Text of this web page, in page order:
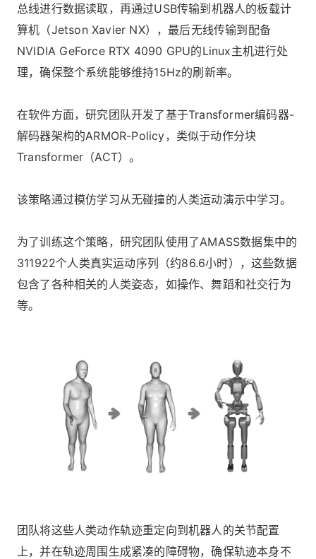
总线进行数据读取，再通过USB传输到机器人的板载计
算机（Jetson Xavier NX），最后无线传输到配备
NVIDIA GeForce RTX 4090 GPU的Linux主机进行处
理，确保整个系统能够维持15Hz的刷新率。
在软件方面，研究团队开发了基于Transformer编码器-
解码器架构的ARMOR-Policy，类似于动作分块
Transformer（ACT）。
该策略通过模仿学习从无碰撞的人类运动演示中学习。
为了训练这个策略，研究团队使用了AMASS数据集中的
311922个人类真实运动序列（约86.6小时），这些数据
包含了各种相关的人类姿态，如操作、舞蹈和社交行为
等。
团队将这些人类动作轨迹重定向到机器人的关节配置
上，并在轨迹周围生成紧凑的障碍物，确保轨迹本身不